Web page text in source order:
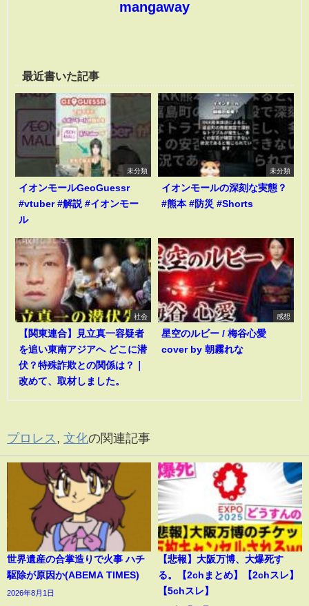
mangaway
最近書いた記事
未分類
イオンモールGeoGuessr
#vtuber #解説 #イオンモー
ル
未分類
イオンモールの深刻な実態？
#熊本 #防災 #Shorts
社会
【関東連合】見立真一容疑者
を追い東南アジアへ どこに潜
伏？特殊詐欺との関係は？｜
改めて、取材しました。
感想
星空のルビー / 梅谷心愛
cover by 朝霧れな
プロレス , 文化の関連記事
世界遺産の合掌造りで火事 ハチ
駆除が原因か(ABEMA TIMES)
2026年8月1日
【悲報】大阪万博、大爆死す
る。【2chまとめ】【2chスレ】
【5chスレ】